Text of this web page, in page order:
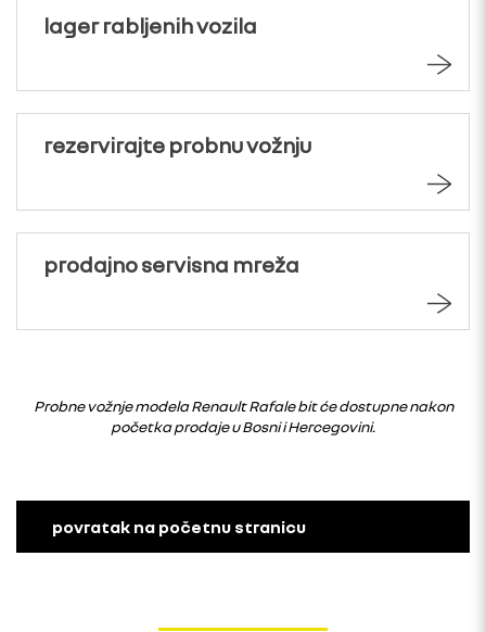
lager rabljenih vozila
rezervirajte probnu vožnju
prodajno servisna mreža
Probne vožnje modelaRenault Rafale bit će dostupne nakon
početka prodaje u Bosni i Hercegovini.
povratak na početnu stranicu